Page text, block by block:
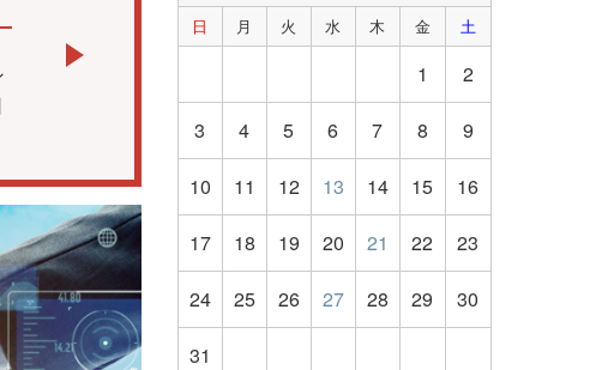
日 月 火 水 木 金 土
1 2
3 4 5 6 7 8 9
10 11 12 13 14 15 16
17 18 19 20 21 22 23
24 25 26 27 28 29 30
31